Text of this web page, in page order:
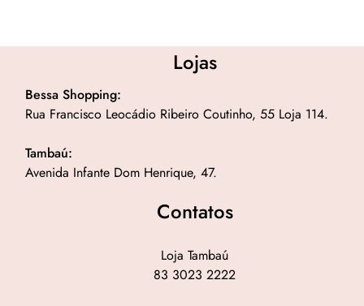
Lojas
Bessa Shopping:
Rua Francisco Leocádio Ribeiro Coutinho, 55 Loja 114.
Tambaú:
Avenida Infante Dom Henrique, 47.
Contatos
Loja Tambaú
83 3023 2222